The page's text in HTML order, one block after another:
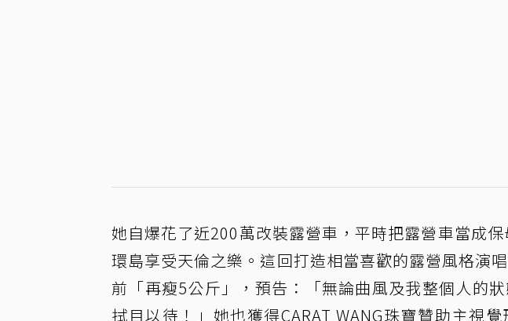
她自爆花了近200萬改裝露營車，平時把露營車當成
環島享受天倫之樂。這回打造相當喜歡的露營風格演
前「再瘦5公斤」，預告：「無論曲風及我整個人的
拭目以待！」她也獲得CARAT WANG珠寶贊助主視